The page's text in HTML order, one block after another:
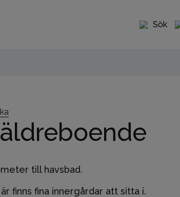
Sök
till havsbad.
finns fina innergårdar att sitta i.